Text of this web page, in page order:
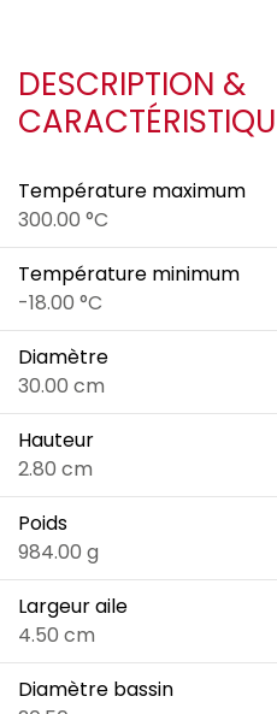
DESCRIPTION &
Température maximum
300.00 °C
Température minimum
-18.00 °C
Diamètre
30.00 cm
Hauteur
2.80 cm
Poids
984.00 g
Largeur aile
4.50 cm
Diamètre bassin